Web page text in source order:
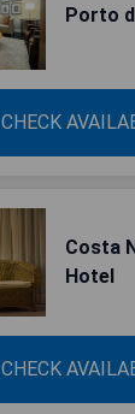
Porto
CHECK
Costa
Hotel
CHECK